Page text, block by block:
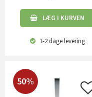
LÆG I KURVEN
1-2 dagelevering
50%